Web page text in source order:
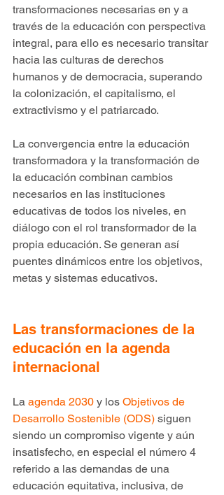
transformaciones necesarias en y a
través de la educación con perspectiva
integral, para ello es necesario transitar
hacia las culturas de derechos
humanos y de democracia, superando
la colonización, el capitalismo, el
extractivismo y el patriarcado.
La convergencia entre la educación
transformadora y la transformación de
la educación combinan cambios
necesarios en las instituciones
educativas de todos los niveles, en
diálogo con el rol transformador de la
propia educación. Se generan así
puentes dinámicos entre los objetivos,
metas y sistemas educativos.
Las transformaciones de la
educación en la agenda
internacional
La agenda 2030 y los Objetivos de
Desarrollo Sostenible (ODS) siguen
siendo un compromiso vigente y aún
insatisfecho, en especial el número 4
referido a las demandas de una
educación equitativa, inclusiva, de